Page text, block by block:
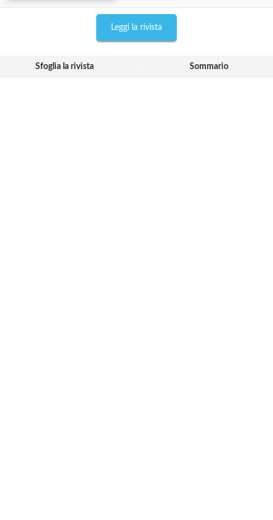
Leggi la rivista
Sfoglia la rivista Sommario